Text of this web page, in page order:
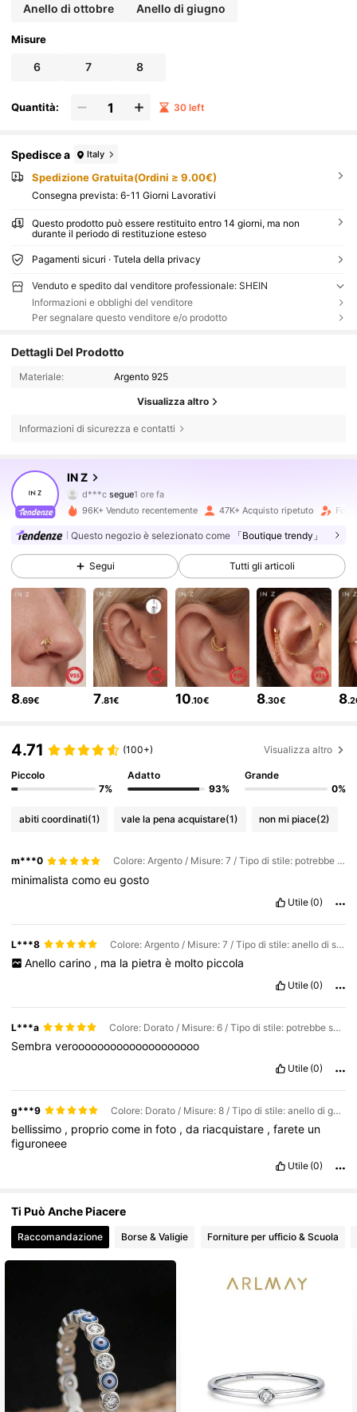
Anello di ottobre Anello di giugno
Misure
6 7 8
Quantità: 30 left
Spedisce a Italy
Spedizione Gratuita(Ordini ≥ 9.00€)
Consegna prevista: 6-11 Giorni Lavorativi
Questo prodotto può essere restituito entro 14 giorni, ma non
durante il periodo di restituzione esteso
Pagamenti sicuri · Tutela della privacy
Venduto e spedito dal venditore professionale: SHEIN
Informazioni e obblighi del venditore
Per segnalare questo venditore e/o prodotto
Dettagli Del Prodotto
Materiale: Argento 925
Visualizza altro
Informazioni di sicurezza e contatti
IN Z
e***dsta navigando
4.83
17K Follower
4.83 17K Follower
4.83 17K Follower
4.83 17K Follower
17K Follower
4.83 17K Follower
4.83 17K Follower
96K+ Venduto recentemente 47K+ Acquisto ripetuto
Questo negozio è selezionato come 「Boutique trendy」
Segui Tutti gli articoli
8.69€ 7.81€ 10.10€ 8.30€ 8
4.71 (100+) Visualizza altro
Piccolo
7%
Adatto
93%
Grande
0%
abiti coordinati(1) vale la pena acquistare(1) non mi piace(2)
m***0 Colore: Argento / Misure: 7 / Tipo di stile: potrebbe suonare
minimalistacomoeugosto
Utile (0)
L***8 Colore: Argento / Misure: 7 / Tipo di stile: anello di settembre
Anello carino , ma la pietra è molto piccola
Utile (0)
L***a Colore: Dorato / Misure: 6 / Tipo di stile: potrebbe suonare
Sembraveroooooooooooooooooooo
Utile (0)
g***9 Colore: Dorato / Misure: 8 / Tipo di stile: anello di gennaio
bellissimo , propriocome infoto ,da riacquistare ,farete un
figuroneee
Utile (0)
Ti Può Anche Piacere
Raccomandazione Borse & Valigie Forniture per ufficio & Scuola